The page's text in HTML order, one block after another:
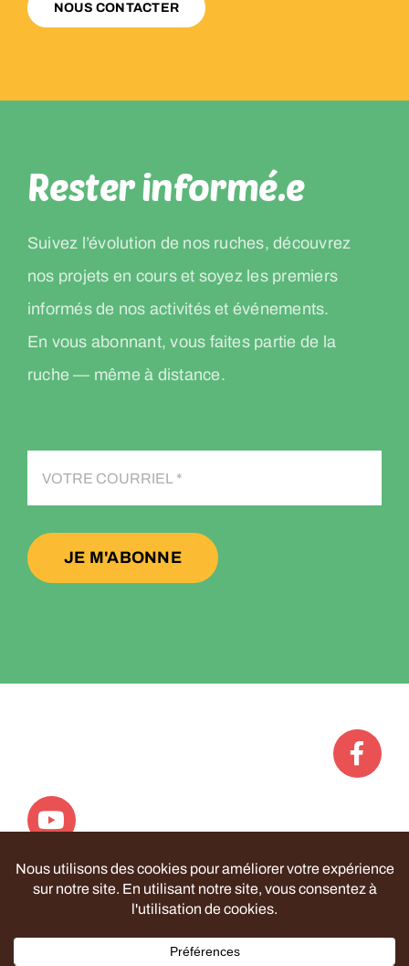
NOUS CONTACTER
Rester informé.e
Suivez l’évolution de nos ruches, découvrez
nos projets en cours et soyez les premiers
informés de nos activités et événements.
En vous abonnant, vous faites partie de la
ruche — même à distance.
JE M'ABONNE
Politique de confidentialité| ©Le Rucher Collectif